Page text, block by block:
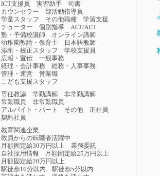
ICT支援員
実習助手
司書
カウンセラー
部活動指導員
学童スタッフ
その他職種
学習支援
チューター
個別指導
ALT/AET
塾・予備校講師
オンライン講師
幼稚園教諭・保育士
日本語教師
添削・校正スタッフ
学校支援員
広報・宣伝
一般事務
経理・会計事務
総務・人事事務
管理・運営
営業職
こども支援スタッフ
専任教諭
常勤講師
非常勤講師
常勤職員
非常勤職員
アルバイト・パート
その他
正社員
契約社員
教育関連企業
教員からの転職者活躍中
月額固定給30万円以上
業務委託
自社採用情報
月額固定給25万円以上
月額固定給20万円以上
駅徒歩10分以内
駅徒歩5分以内